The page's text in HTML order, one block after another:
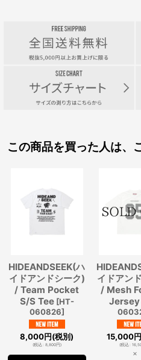
この商品を買った人は、
HIDEANDSEEK(ハ
イドアンドシーク)
/ Team Pocket
S/S Tee [HT-
060826]
8,000円(税別)
(税込: 8,800円)
イドアン
/ Mesh
Jersey
15,000円
(税込:
×